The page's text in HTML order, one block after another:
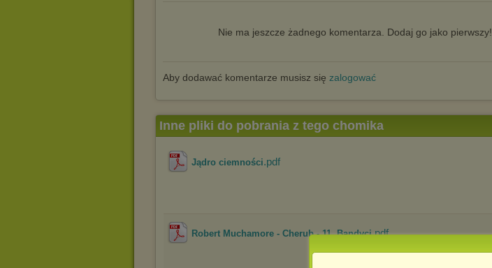
Nie ma jeszcze żadnego komentarza. Dodaj go jako pierwszy!
Aby dodawać komentarze musisz się zalogować
Inne pliki do pobrania z tego chomika
Jądro ciemności.pdf
Robert Muchamore - Cherub - 11. Bandyci.pdf